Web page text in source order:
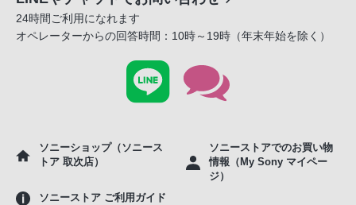
24時間ご利用になれます
オペレーターからの回答時間：10時～19時（年末年始を除く）
ソニーショップ（ソニース
トア 取次店）
ソニーストアでのお買い物
情報（My Sony マイペー
ジ）
ソニーストア ご利用ガイド